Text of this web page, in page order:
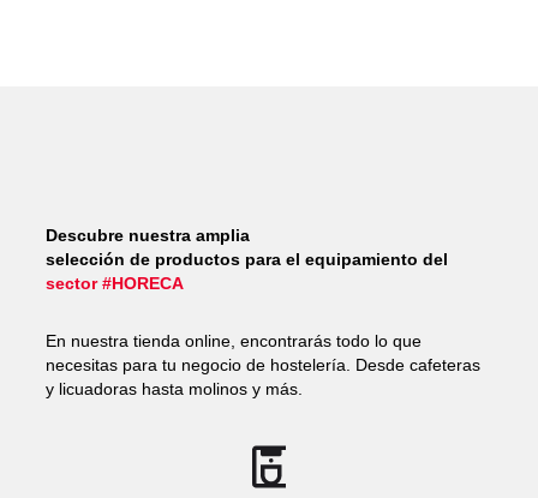
Descubre nuestra amplia
selección de productos para el equipamiento del
sector #HORECA
En nuestra tienda online, encontrarás todo lo que
necesitas para tu negocio de hostelería. Desde cafeteras
y licuadoras hasta molinos y más.